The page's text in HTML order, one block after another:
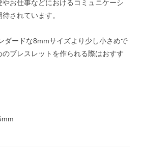
お仕事などにおけるコミュニケーシ
されています。
ダードな8mmサイズより少し小さめで
ブレスレットを作られる際はおすす